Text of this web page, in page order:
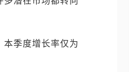
季度增长率仅为